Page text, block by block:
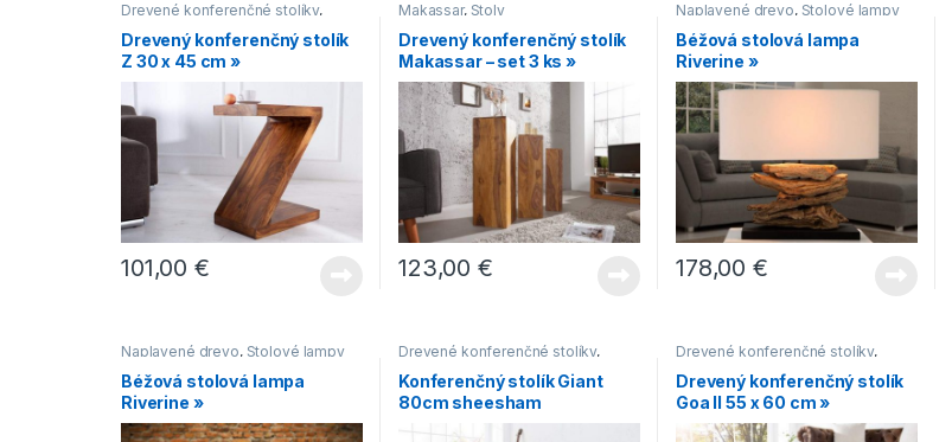
Drevené konferenčné stolíky,
Hranaté konferenčné stolíky
,
Konferenčné stolíky, Konferenčné
stolíky vo vidieckom štýle
Malé konferenčné
stolíky
Drevený konferenčný stolík
Z 30 x 45 cm »
101,00€
Makassar, Stoly
Drevený konferenčný stolík
Makassar – set 3 ks »
123,00€
Naplavené drevo, Stolové lampy
Béžová stolová lampa
Riverine »
178,00€
Naplavené drevo, Stolové lampy
Béžová stolová lampa
Riverine »
Drevené konferenčné stolíky,
Hranaté konferenčné stolíky
Konferenčné stolíky,Konferenčné
stolíky vo vidieckom štýle
Makassar
Konferenčný stolík Giant
80cm sheesham
Drevené konferenčné stolíky,
Konferenčné stolíky
Konferenčné
stolíky vo vidieckom štýle ,Malé
konferenčné stolíky, Oblé
konferenčné stolíky
Drevený konferenčný stolík
Goa II 55 x 60 cm »